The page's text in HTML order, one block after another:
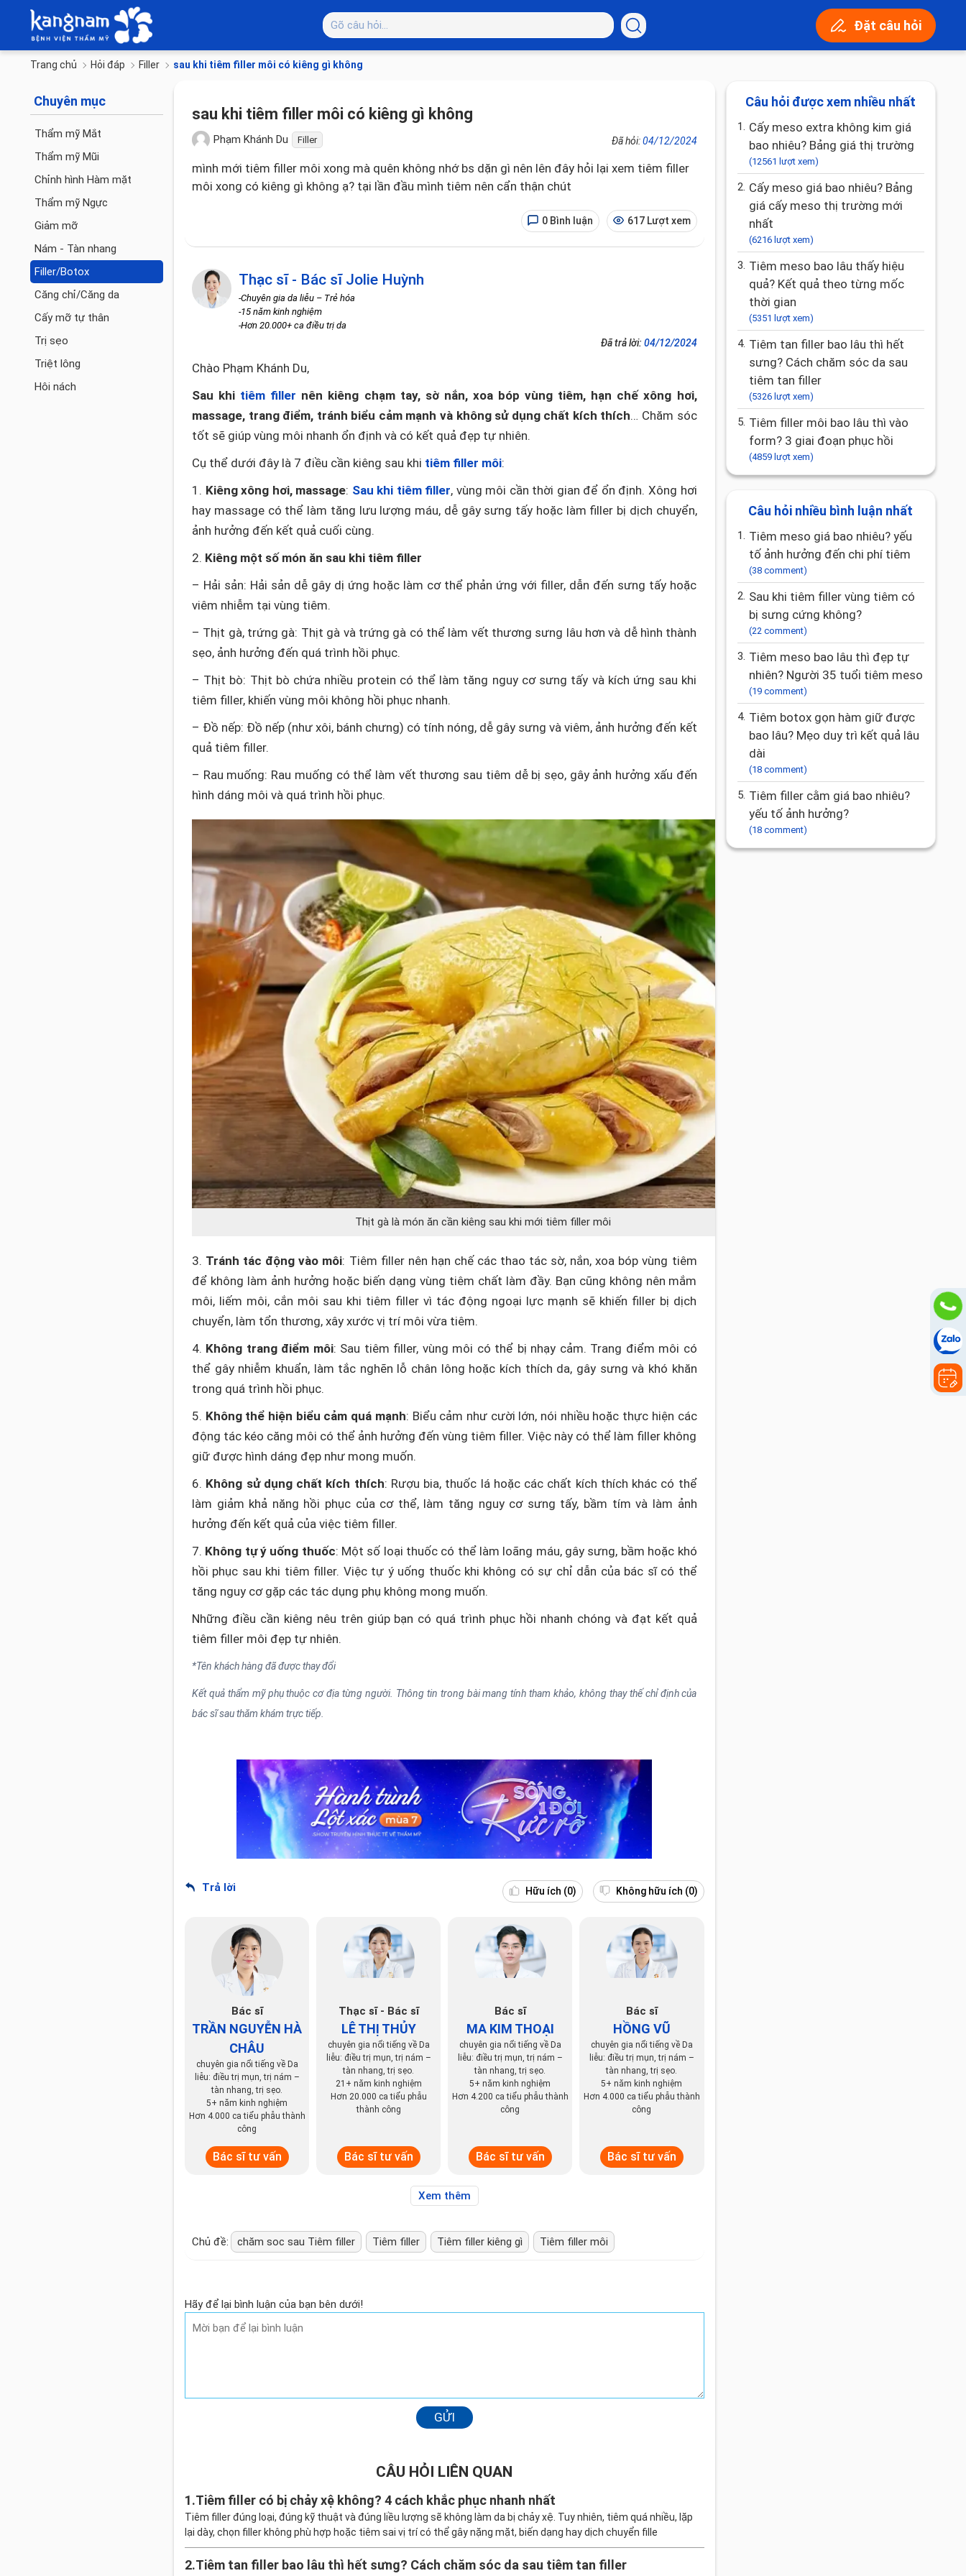
Đặt câu hỏi
Trang chủ Hỏi đáp Filler sau khi tiêm filler môi có kiêng gì không
Chuyên mục
Thẩm mỹ Mắt
Thẩm mỹ Mũi
Chỉnh hình Hàm mặt
Thẩm mỹ Ngực
Giảm mỡ
Nám - Tàn nhang
Filler/Botox
Căng chỉ/Căng da
Cấy mỡ tự thân
Trị sẹo
Triệt lông
Hôi nách
sau khi tiêm filler môi có kiêng gì không
Phạm Khánh Du Filler Đã hỏi:04/12/2024
mình mới tiêm filler môi xong mà quên không nhớ bs dặn gì nên lên đây hỏi lại xem tiêm filler
môi xong có kiêng gì không ạ? tại lần đầu mình tiêm nên cẩn thận chút
0 Bình luận 617 Lượt xem
Thạc sĩ - Bác sĩ Jolie Huỳnh
-Chuyên gia da liễu – Trẻ hóa
-15 năm kinh nghiệm
-Hơn 20.000+ ca điều trị da
Đã trả lời: 04/12/2024
Chào Phạm Khánh Du,
Sau khi tiêm filler nên kiêng chạm tay, sờ nắn, xoa bóp vùng tiêm, hạn chế xông hơi,
massage, trang điểm, tránh biểu cảm mạnh và không sử dụng chất kích thích… Chăm sóc
tốt sẽ giúp vùng môi nhanh ổn định và có kết quả đẹp tự nhiên.
Cụ thể dưới đây là 7 điều cần kiêng sau khi tiêm filler môi:
1. Kiêng xông hơi, massage: Sau khi tiêm filler, vùng môi cần thời gian để ổn định. Xông hơi
hay massage có thể làm tăng lưu lượng máu, dễ gây sưng tấy hoặc làm filler bị dịch chuyển,
ảnh hưởng đến kết quả cuối cùng.
2. Kiêng một số món ăn sau khi tiêm filler
– Hải sản: Hải sản dễ gây dị ứng hoặc làm cơ thể phản ứng với filler, dẫn đến sưng tấy hoặc
viêm nhiễm tại vùng tiêm.
– Thịt gà, trứng gà: Thịt gà và trứng gà có thể làm vết thương sưng lâu hơn và dễ hình thành
sẹo, ảnh hưởng đến quá trình hồi phục.
– Thịt bò: Thịt bò chứa nhiều protein có thể làm tăng nguy cơ sưng tấy và kích ứng sau khi
tiêm filler, khiến vùng môi không hồi phục nhanh.
– Đồ nếp: Đồ nếp (như xôi, bánh chưng) có tính nóng, dễ gây sưng và viêm, ảnh hưởng đến kết
quả tiêm filler.
– Rau muống: Rau muống có thể làm vết thương sau tiêm dễ bị sẹo, gây ảnh hưởng xấu đến
hình dáng môi và quá trình hồi phục.
Thịt gà là món ăn cần kiêng sau khi mới tiêm filler môi
3. Tránh tác động vào môi: Tiêm filler nên hạn chế các thao tác sờ, nắn, xoa bóp vùng tiêm
để không làm ảnh hưởng hoặc biến dạng vùng tiêm chất làm đầy. Bạn cũng không nên mắm
môi, liếm môi, cắn môi sau khi tiêm filler vì tác động ngoại lực mạnh sẽ khiến filler bị dịch
chuyển, làm tổn thương, xây xước vị trí môi vừa tiêm.
4. Không trang điểm môi: Sau tiêm filler, vùng môi có thể bị nhạy cảm. Trang điểm môi có
thể gây nhiễm khuẩn, làm tắc nghẽn lỗ chân lông hoặc kích thích da, gây sưng và khó khăn
trong quá trình hồi phục.
5. Không thể hiện biểu cảm quá mạnh: Biểu cảm như cười lớn, nói nhiều hoặc thực hiện các
động tác kéo căng môi có thể ảnh hưởng đến vùng tiêm filler. Việc này có thể làm filler không
giữ được hình dáng đẹp như mong muốn.
6. Không sử dụng chất kích thích: Rượu bia, thuốc lá hoặc các chất kích thích khác có thể
làm giảm khả năng hồi phục của cơ thể, làm tăng nguy cơ sưng tấy, bầm tím và làm ảnh
hưởng đến kết quả của việc tiêm filler.
7. Không tự ý uống thuốc: Một số loại thuốc có thể làm loãng máu, gây sưng, bầm hoặc khó
hồi phục sau khi tiêm filler. Việc tự ý uống thuốc khi không có sự chỉ dẫn của bác sĩ có thể
tăng nguy cơ gặp các tác dụng phụ không mong muốn.
Những điều cần kiêng nêu trên giúp bạn có quá trình phục hồi nhanh chóng và đạt kết quả
tiêm filler môi đẹp tự nhiên.
*Tên khách hàng đã được thay đổi
Kết quả thẩm mỹ phụ thuộc cơ địa từng người. Thông tin trong bài mang tính tham khảo, không thay thế chỉ định của
bác sĩ sau thăm khám trực tiếp.
Trả lời Hữu ích (0) Không hữu ích (0)
Bác sĩ
TRẦN NGUYỄN HÀ
CHÂU
chuyên gia nổi tiếng về Da
liễu: điều trị mụn, trị nám –
tàn nhang, trị sẹo.
5+ năm kinh nghiệm
Hơn 4.000 ca tiểu phẫu thành
công
Bác sĩ tư vấn
Thạc sĩ - Bác sĩ
LÊ THỊ THỦY
chuyên gia nổi tiếng về Da
liễu: điều trị mụn, trị nám –
tàn nhang, trị sẹo.
21+ năm kinh nghiệm
Hơn 20.000 ca tiểu phẫu
thành công
Bác sĩ tư vấn
Bác sĩ
MA KIM THOẠI
chuyên gia nổi tiếng về Da
liễu: điều trị mụn, trị nám –
tàn nhang, trị sẹo.
5+ năm kinh nghiệm
Hơn 4.200 ca tiểu phẫu thành
công
Bác sĩ tư vấn
Bác sĩ
HỒNG VŨ
chuyên gia nổi tiếng về Da
liễu: điều trị mụn, trị nám –
tàn nhang, trị sẹo.
5+ năm kinh nghiệm
Hơn 4.000 ca tiểu phẫu thành
công
Bác sĩ tư vấn
Xem thêm
Chủ đề: chăm soc sau Tiêm filler Tiêm filler Tiêm filler kiêng gì Tiêm filler môi
Hãy để lại bình luận của bạn bên dưới!
GỬI
CÂU HỎI LIÊN QUAN
1.Tiêm filler có bị chảy xệ không? 4 cách khắc phục nhanh nhất
Tiêm filler đúng loại, đúng kỹ thuật và đúng liều lượng sẽ không làm da bị chảy xệ. Tuy nhiên, tiêm quá nhiều, lặp
lại dày, chọn filler không phù hợp hoặc tiêm sai vị trí có thể gây nặng mặt, biến dạng hay dịch chuyển fille
2.Tiêm tan filler bao lâu thì hết sưng? Cách chăm sóc da sau tiêm tan filler
Câu hỏi được xem nhiều nhất
1. Cấy meso extra không kim giá
bao nhiêu? Bảng giá thị trường
(12561 lượt xem)
2. Cấy meso giá bao nhiêu? Bảng
giá cấy meso thị trường mới
nhất
(6216 lượt xem)
3. Tiêm meso bao lâu thấy hiệu
quả? Kết quả theo từng mốc
thời gian
(5351 lượt xem)
4. Tiêm tan filler bao lâu thì hết
sưng? Cách chăm sóc da sau
tiêm tan filler
(5326 lượt xem)
5. Tiêm filler môi bao lâu thì vào
form? 3 giai đoạn phục hồi
(4859 lượt xem)
Câu hỏi nhiều bình luận nhất
1. Tiêm meso giá bao nhiêu? yếu
tố ảnh hưởng đến chi phí tiêm
(38 comment)
2. Sau khi tiêm filler vùng tiêm có
bị sưng cứng không?
(22 comment)
3. Tiêm meso bao lâu thì đẹp tự
nhiên? Người 35 tuổi tiêm meso
(19 comment)
4. Tiêm botox gọn hàm giữ được
bao lâu? Mẹo duy trì kết quả lâu
dài
(18 comment)
5. Tiêm filler cằm giá bao nhiêu?
yếu tố ảnh hưởng?
(18 comment)